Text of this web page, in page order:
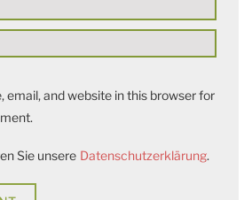
email, and website in this browser for
Sie unsere Datenschutzerklärung.